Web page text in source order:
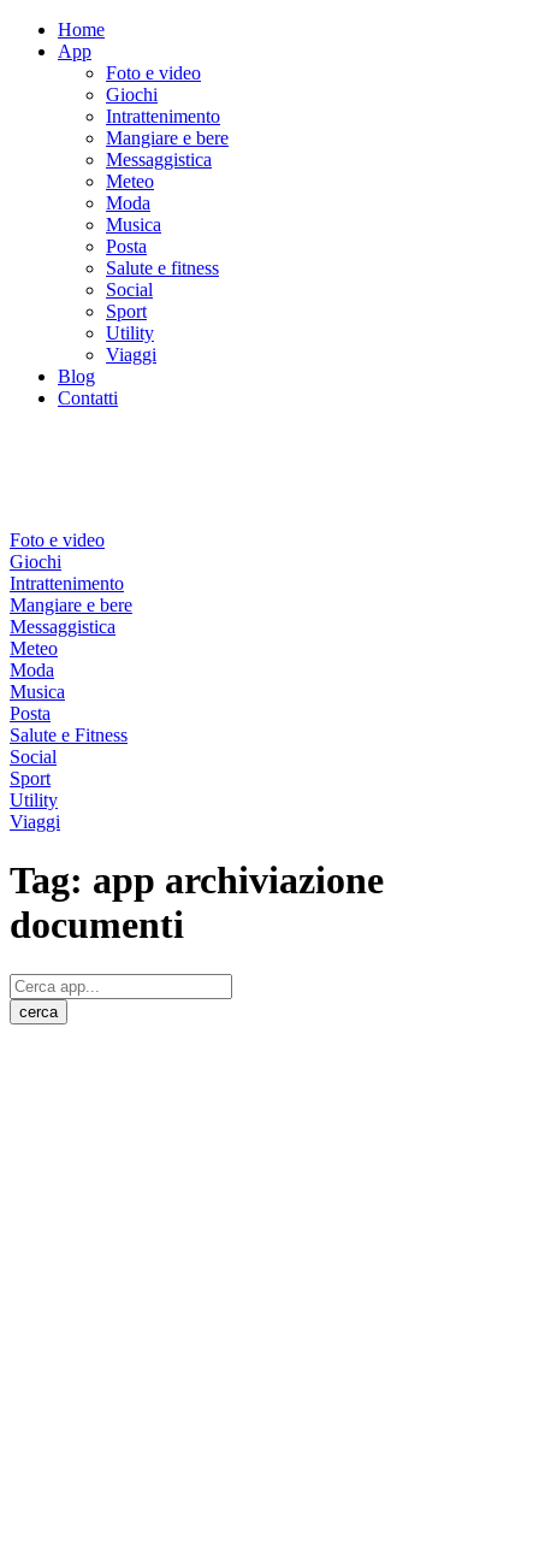
Home
App
Foto e video
Giochi
Intrattenimento
Mangiare e bere
Messaggistica
Meteo
Moda
Musica
Posta
Salute e fitness
Social
Sport
Utility
Viaggi
Blog
Contatti
Foto e video
Giochi
Intrattenimento
Mangiare e bere
Messaggistica
Meteo
Moda
Musica
Posta
Salute e Fitness
Social
Sport
Utility
Viaggi
Tag: app archiviazione
documenti